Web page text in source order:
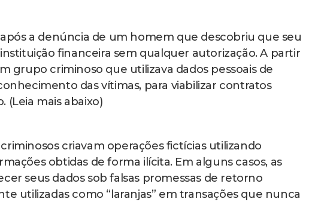
a denúncia de um homem que descobriu que seu
financeira sem qualquer autorização. A partir
grupo criminoso que utilizava dados pessoais de
das vítimas, para viabilizar contratos
mais abaixo)
criavam operações fictícias utilizando
obtidas de forma ilícita. Em alguns casos, as
seus dados sob falsas promessas de retorno
utilizadas como “laranjas” em transações que nunca